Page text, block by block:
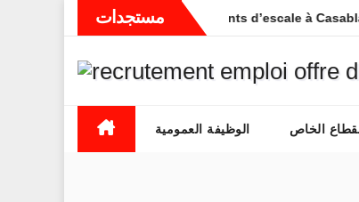
مستجدات
Contrôleurs de trafic et Agents d’escale à
الوظيفة العمومية الخاص